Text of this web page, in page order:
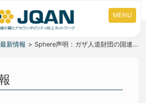
MENU
最新情報 Sphere声明：ガザ人道財団の国連...